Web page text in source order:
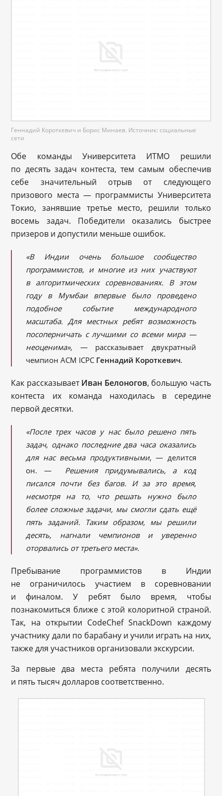
Геннадий Короткевич и Борис Минаев. Источник: социальные
сети
Обе команды Университета ИТМО решили
по десять задач контеста, тем самым обеспечив
себе значительный отрыв от следующего
призового места — программисты Университета
Токио, занявшие третье место, решили только
восемь задач. Победители оказались быстрее
призеров и допустили меньше ошибок.
«В Индии очень большое сообщество
программистов, и многие из них участвуют
в алгоритмических соревнованиях. В этом
году в Мумбаи впервые было проведено
подобное событие международного
масштаба. Для местных ребят возможность
посоперничать с лучшими со всеми мира —
неоценима», — рассказывает двукратный
чемпион ACM ICPC Геннадий Короткевич.
Как рассказываетИван Белоногов, большую часть
контеста их команда находилась в середине
первой десятки.
«После трех часов у нас было решено пять
задач, однако последние два часа оказались
для нас весьма продуктивными, — делится
он. — Решения придумывались, а код
писался почти без багов. И за это время,
несмотря на то, что решать нужно было
более сложные задачи, мы смогли сдать ещё
пять заданий. Таким образом, мы решили
десять, нагнали чемпионов и уверенно
оторвались от третьего места».
Пребывание программистов в Индии
не ограничилось участием в соревновании
и финалом. У ребят было время, чтобы
познакомиться ближе с этой колоритной страной.
Так, на открытии CodeChef SnackDown каждому
участнику дали по барабану и учили играть на них,
также для участников организовали экскурсии.
За первые два места ребята получили десять
и пять тысяч долларов соответственно.